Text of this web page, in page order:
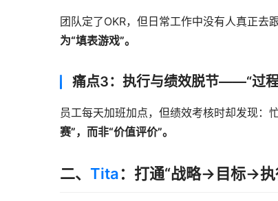
团队定了OKR，但日常工作中没有人真正去
为“填表游戏”。
痛点3：执行与绩效脱节——“过
员工每天加班加点，但绩效考核时却发现：
赛”，而非“价值评价”。
二、 Tita：打通“战略→目标→